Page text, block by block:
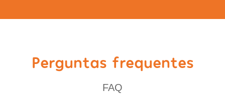
Perguntas frequentes
FAQ